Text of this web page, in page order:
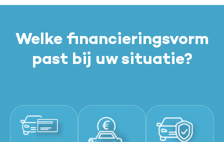
Welke financieringsvorm
past bij uw situatie?